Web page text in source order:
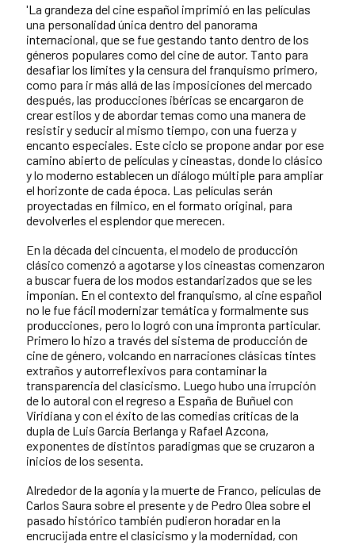
'La grandeza del cine español imprimió en las películas
una personalidad única dentro del panorama
internacional, que se fue gestando tanto dentro de los
géneros populares como del cine de autor. Tanto para
desafiar los límites y la censura del franquismo primero,
como para ir más allá de las imposiciones del mercado
después, las producciones ibéricas se encargaron de
crear estilos y de abordar temas como una manera de
resistir y seducir al mismo tiempo, con una fuerza y
encanto especiales. Este ciclo se propone andar por ese
camino abierto de películas y cineastas, donde lo clásico
y lo moderno establecen un diálogo múltiple para ampliar
el horizonte de cada época. Las películas serán
proyectadas en fílmico, en el formato original, para
devolverles el esplendor que merecen.
En la década del cincuenta, el modelo de producción
clásico comenzó a agotarse y los cineastas comenzaron
a buscar fuera de los modos estandarizados que se les
imponían. En el contexto del franquismo, al cine español
no le fue fácil modernizar temática y formalmente sus
producciones, pero lo logró con una impronta particular.
Primero lo hizo a través del sistema de producción de
cine de género, volcando en narraciones clásicas tintes
extraños y autorreflexivos para contaminar la
transparencia del clasicismo. Luego hubo una irrupción
de lo autoral con el regreso a España de Buñuel con
Viridiana y con el éxito de las comedias críticas de la
dupla de Luis García Berlanga y Rafael Azcona,
exponentes de distintos paradigmas que se cruzaron a
inicios de los sesenta.
Alrededor de la agonía y la muerte de Franco, películas de
Carlos Saura sobre el presente y de Pedro Olea sobre el
pasado histórico también pudieron horadar en la
encrucijada entre el clasicismo y la modernidad, con